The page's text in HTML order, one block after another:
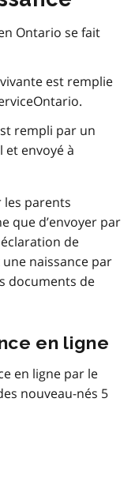
Ontario se fait
est remplie
rempli par un
envoyé à
les parents
que d’envoyer par
de
naissance par
documents de
en ligne
en ligne par le
nouveau-nés 5